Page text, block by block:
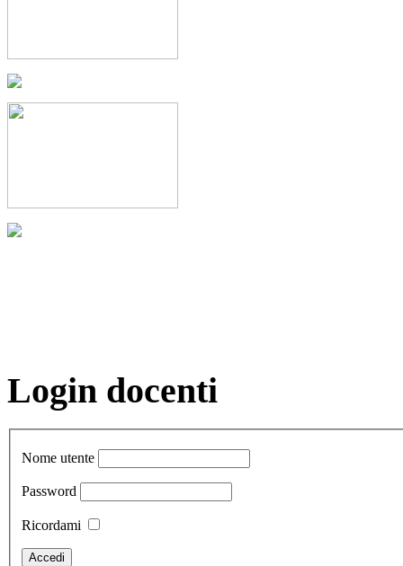
Login docenti
Nome utente
Password
Ricordami